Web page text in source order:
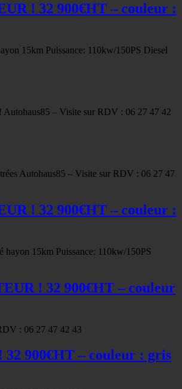
! 32 900€HT – couleur :
15km Puissance: 110kw/150PS Diesel
Autohaus85 – Visite sur RDV : 06 27 47 42
Autohaus85 – Visite sur RDV : 06 27 47
! 32 900€HT – couleur :
15km Puissance: 110kw/150PS
! 32 900€HT – couleur
: 06 27 47 42 43
900€HT – couleur : gris